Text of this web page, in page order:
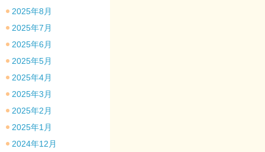
2025年8月
2025年7月
2025年6月
2025年5月
2025年4月
2025年3月
2025年2月
2025年1月
2024年12月